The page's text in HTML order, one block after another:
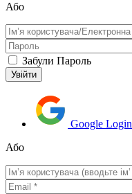
Або
Забули Пароль
Google Login
Або